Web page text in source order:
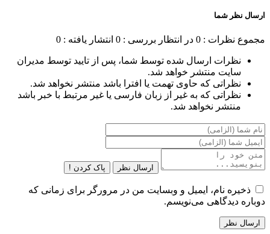
ارسال نظر شما
مجموع نظرات : 0 در انتظار بررسی : 0 انتشار یافته : 0
نظرات ارسال شده توسط شما، پس از تایید توسط مدیران
سایت منتشر خواهد شد.
نظراتی که حاوی تهمت یا افترا باشد منتشر نخواهد شد.
نظراتی که به غیر از زبان فارسی یا غیر مرتبط با خبر باشد
منتشر نخواهد شد.
ارسال نظر پاک کردن !
ذخیره نام، ایمیل و وبسایت من در مرورگر برای زمانی که
دوباره دیدگاهی می‌نویسم.